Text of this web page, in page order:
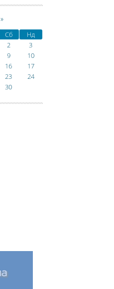
»
Сб
Нд
2
3
9
10
16
17
23
24
30